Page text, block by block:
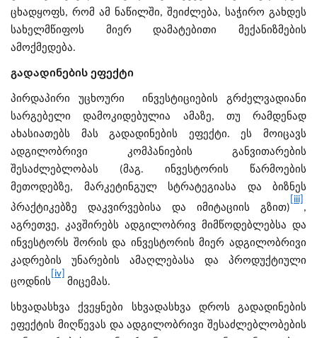
ცხადყოფს, რომ ამ ნაწილში, შეიძლება, საჭირო გახდეს
სახელმწიფოს მიერ დამატებითი მექანიზმების
ამოქმედება.
გადადინების ეფექტი
პირდაპირი უცხოური ინვესტიციების გრძელვადიანი
სარგებელი დამოკიდებულია ამაზე, თუ რამდენად
ახასიათებს მას გადადინების ეფექტი. ეს მოიცავს
ადგილობრივი კომპანიების განვითარების
შესაძლებლობას (მაგ. ინვესტორის წარმოების
მეთოდებზე, მარკეტინგულ სტრატეგიასა და ბიზნეს
პრაქტიკებზე დაკვირვებისა და იმიტაციის გზით)
[iii]
,
აგრეთვე, კავშირებს ადგილობრივ მიმწოდებლებსა და
ინვესტორს შორის და ინვესტორის მიერ ადგილობრივი
კადრების უნარების ამაღლებასა და პროდუქტიული
ცოდნის
[iv]
მიცემას.
სხვადასხვა ქვეყნები სხვადასხვა დროს გადადინების
ეფექტის მიღწევას და ადგილობრივი შესაძლებლობების